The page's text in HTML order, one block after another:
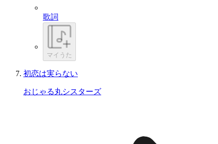
歌詞
マイうた
初恋は実らない
おじゃる丸シスターズ